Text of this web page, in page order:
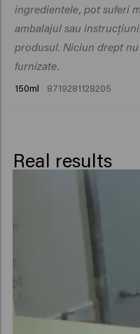
Parfum (Fragrance),
Quaternium-22,
Acid, Butylene Glycol,
Chloride, Hydrolyzed
Isomethyl Ionone,
Cinnamal, Tetramethyl
ingredientele, pot suferi
ambalajul sau
produsul. Niciun drept
furnizate.
150ml 8719281128205
Real results